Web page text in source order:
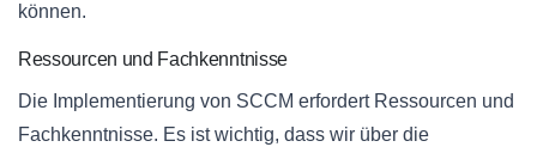
können.
Ressourcen und Fachkenntnisse
Die Implementierung von SCCM erfordert Ressourcen und
Fachkenntnisse. Es ist wichtig, dass wir über die